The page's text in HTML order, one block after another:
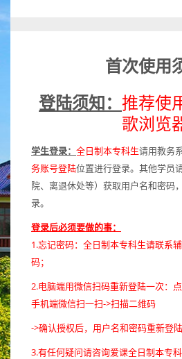
首次使用
登陆须知： 推荐使
歌浏览
学生登录： 全日制本专科生请用教务
务账号登陆位置进行登录。其他学员
院、离退休处等）获取用户名和密码
录。
登录后必须要做的事：
1.忘记密码：全日制本专科生请联系
码；
2.电脑端用微信扫码重新登陆一次：
手机端微信扫一扫->扫描二维码
->确认授权后，用户名和密码重新登陆
3.有任何疑问请咨询爱课全日制本专科